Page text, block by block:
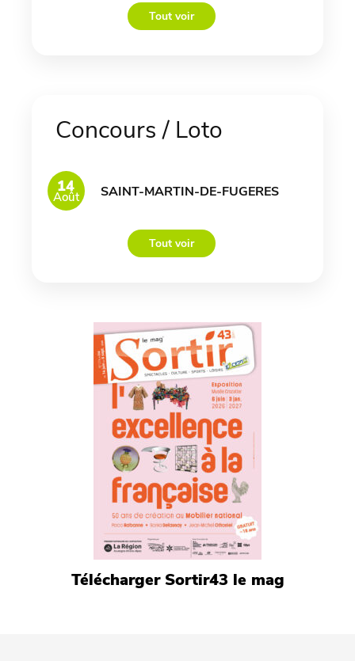
Tout voir
Concours / Loto
14
Août SAINT-MARTIN-DE-FUGERES
Tout voir
Télécharger Sortir43 le mag